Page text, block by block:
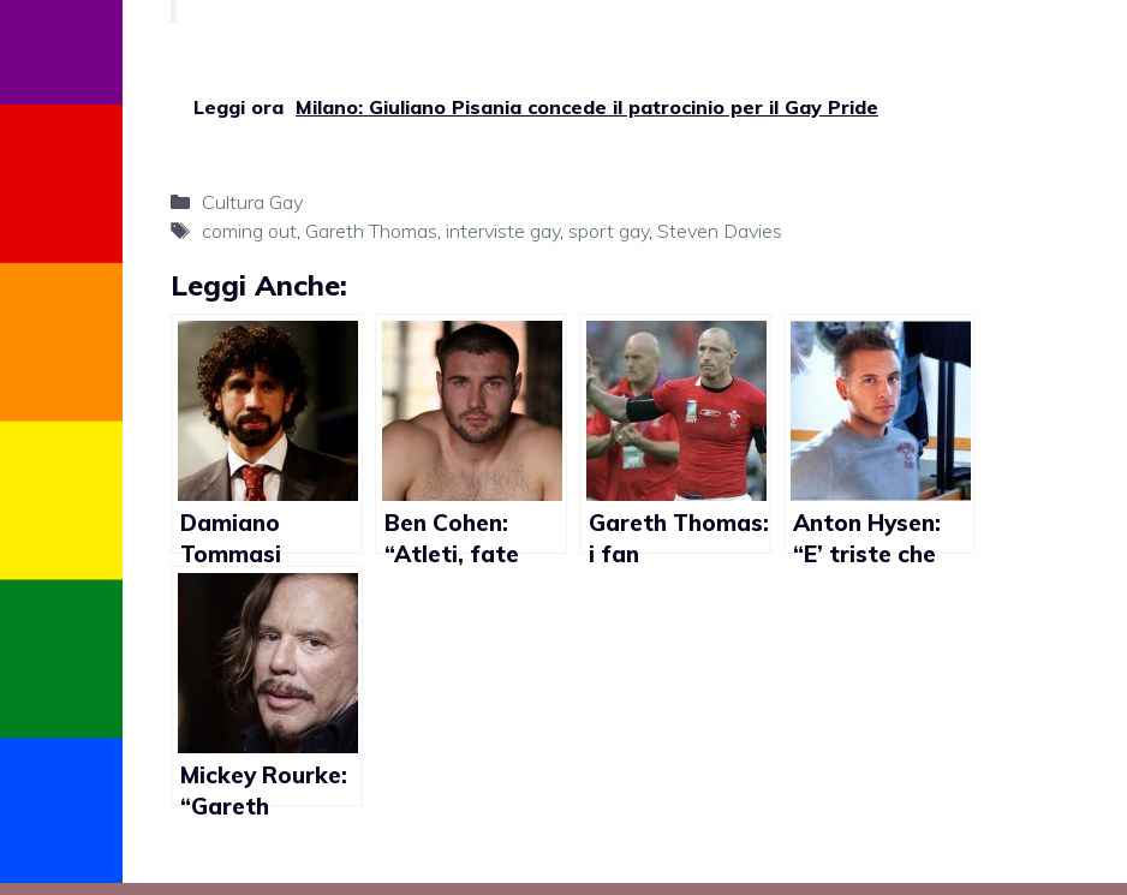
Leggi ora Milano: Giuliano Pisania concede il patrocinio per il Gay Pride
Categorie
Cultura Gay
Tag
coming out, Gareth Thomas interviste gay, sport gay, Steven Davies
Leggi Anche:
Damiano
Tommasi
sconsiglia
coming out ai
calciatori
Ben Cohen:
“Atleti, fate
Gareth Thomas:
i fan
Anton Hysen:
“E’ triste che
Mickey Rourke:
“Gareth